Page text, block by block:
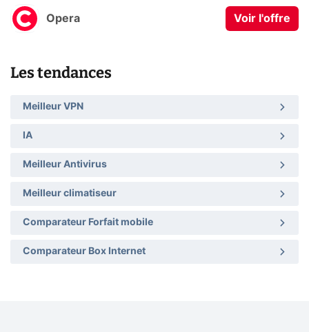
Opera Voir l'offre
Les tendances
Meilleur VPN
IA
Meilleur Antivirus
Meilleur climatiseur
Comparateur Forfait mobile
Comparateur Box Internet